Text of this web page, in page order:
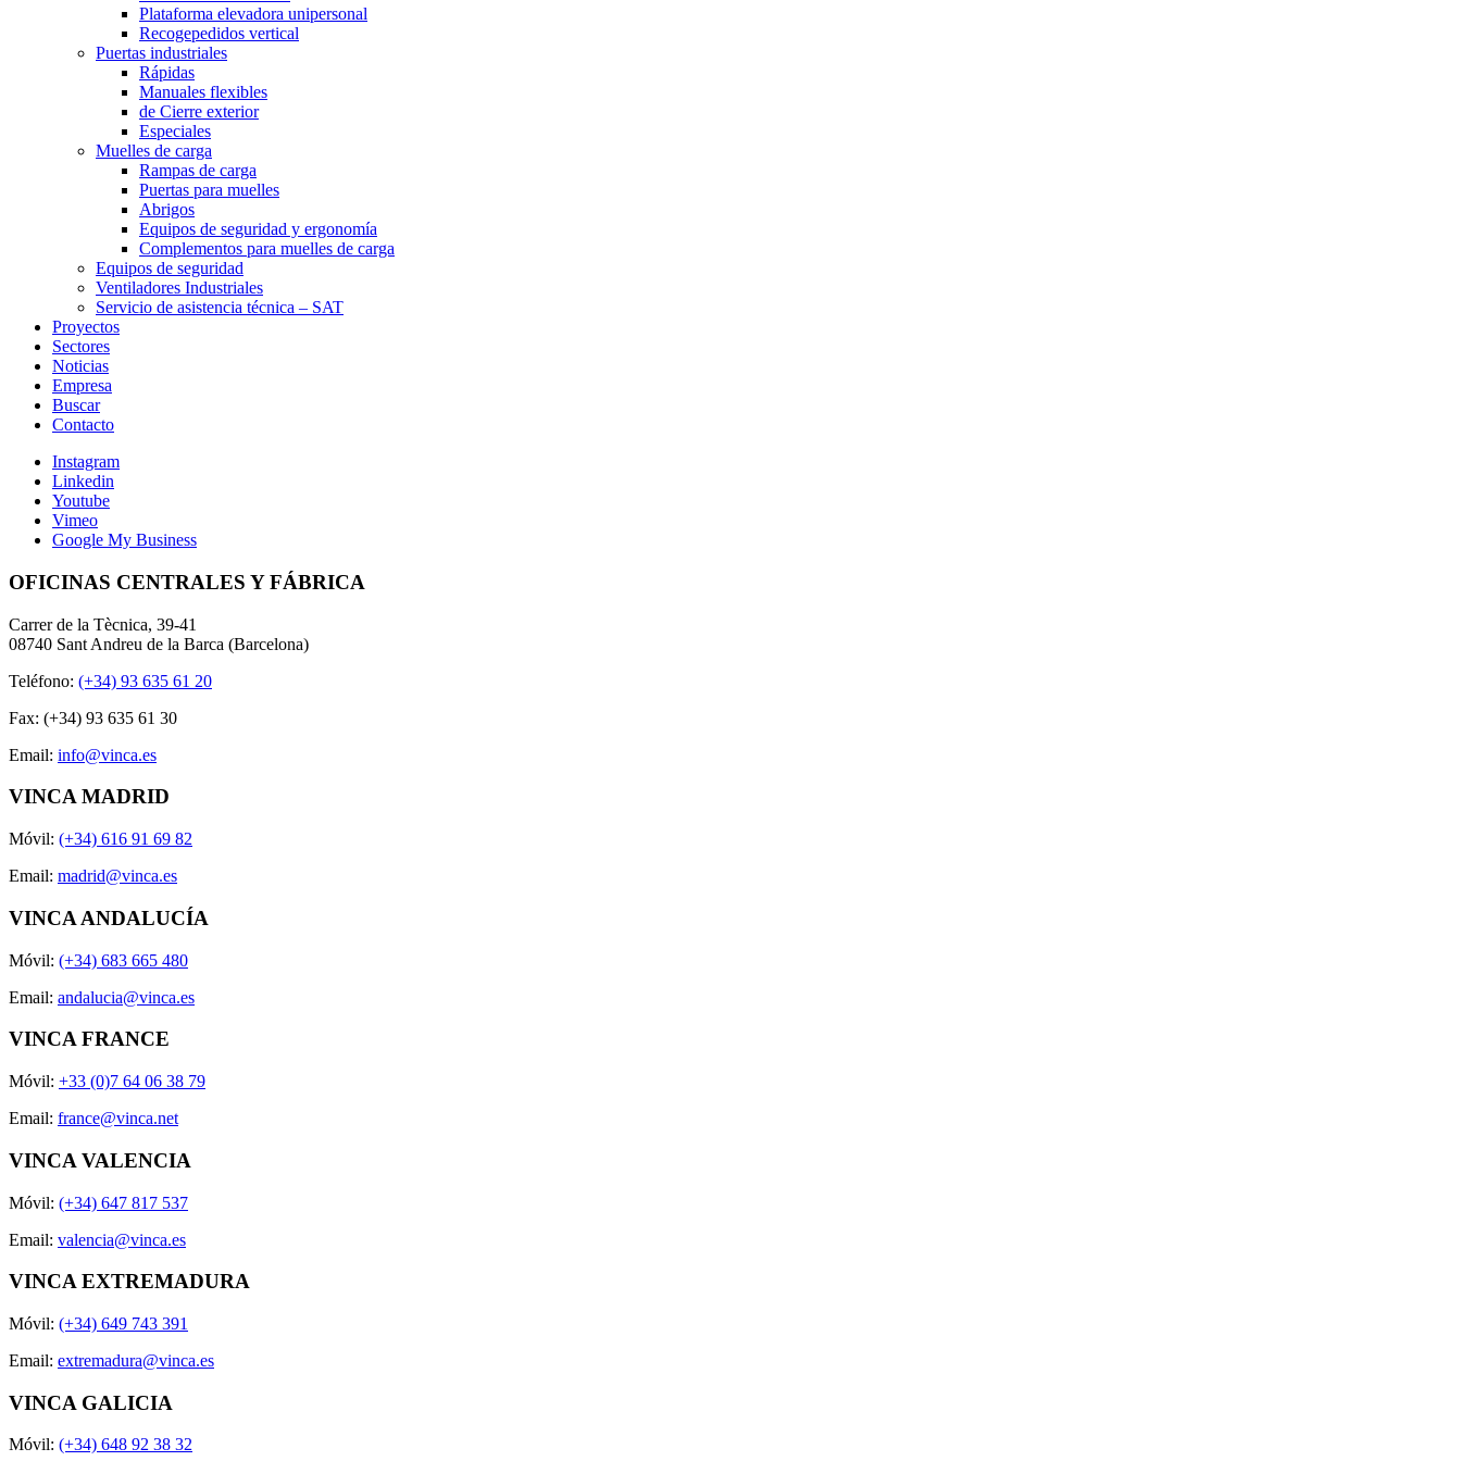
Plataforma elevadora unipersonal
Recogepedidos vertical
Puertas industriales
Rápidas
Manuales flexibles
de Cierre exterior
Especiales
Muelles de carga
Rampas de carga
Puertas para muelles
Abrigos
Equipos de seguridad y ergonomía
Complementos para muelles de carga
Equipos de seguridad
Ventiladores Industriales
Servicio de asistencia técnica – SAT
Proyectos
Sectores
Noticias
Empresa
Buscar
Contacto
Instagram
Linkedin
Youtube
Vimeo
Google My Business
OFICINAS CENTRALES Y FÁBRICA
Carrer de la Tècnica, 39-41
08740 Sant Andreu de la Barca (Barcelona)
Teléfono: (+34) 93 635 61 20
Fax: (+34) 93 635 61 30
Email: info@vinca.es
VINCA MADRID
Móvil: (+34) 616 91 69 82
Email: madrid@vinca.es
VINCA ANDALUCÍA
Móvil: (+34) 683 665 480
Email: andalucia@vinca.es
VINCA FRANCE
Móvil: +33 (0)7 64 06 38 79
Email: france@vinca.net
VINCA VALENCIA
Móvil: (+34) 647 817 537
Email: valencia@vinca.es
VINCA EXTREMADURA
Móvil: (+34) 649 743 391
Email: extremadura@vinca.es
VINCA GALICIA
Móvil: (+34) 648 92 38 32